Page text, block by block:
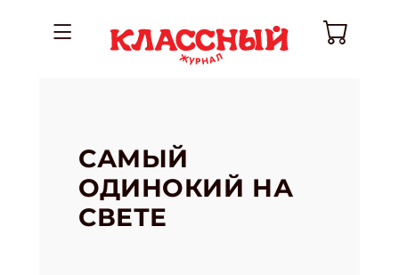
САМЫЙ
ОДИНОКИЙ НА
СВЕТЕ